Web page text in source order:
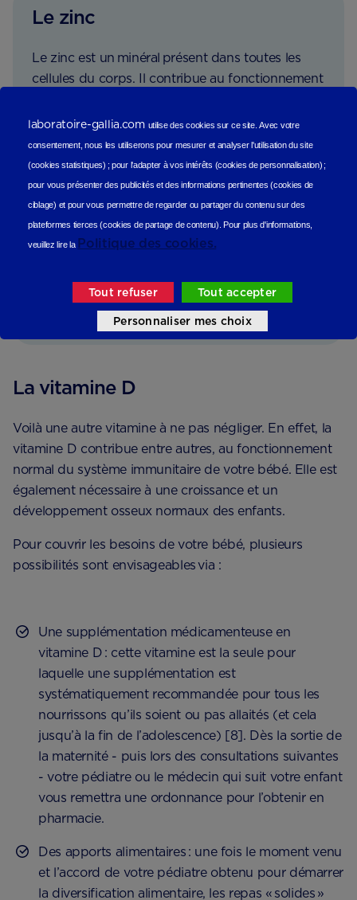
Le zinc
Le zinc est un minéral présent dans toutes les
cellules du corps. Il contribue au fonctionnement
Le zinc est présent dans des aliments tels que :
La viande,
Les produits laitiers (comme le lait et le
fromage)
Et les céréales et pains complets.
*Pour être source de zinc, il faut au moins
0,75mg pour 100g ou 100ml.
La vitamine D
Voilà une autre vitamine à ne pas négliger. En effet, la
vitamine D contribue entre autres, au fonctionnement
normal du système immunitaire de votre bébé. Elle est
également nécessaire à une croissance et un
développement osseux normaux des enfants.
Pour couvrir les besoins de votre bébé, plusieurs
possibilités sont envisageables via :
Une supplémentation médicamenteuse en
vitamine D : cette vitamine est la seule pour
laquelle une supplémentation est
systématiquement recommandée pour tous les
nourrissons qu’ils soient ou pas allaités (et cela
jusqu’à la fin de l’adolescence) [8]. Dès la sortie de
la maternité - puis lors des consultations suivantes
- votre pédiatre ou le médecin qui suit votre enfant
vous remettra une ordonnance pour l’obtenir en
pharmacie.
Des apports alimentaires : une fois le moment venu
et l’accord de votre pédiatre obtenu pour démarrer
la diversification alimentaire, les repas « solides »
laboratoire-gallia.com utilise des cookies sur ce site.Avec votre
consentement, nous les utiliseronspour mesurer et analyser l'utilisation du site
(cookies statistiques) ;pour l'adapter à vos intérêts (cookies de personnalisation) ;
pour vous présenter des publicités et des informations pertinentes (cookies de
ciblage) et pour vous permettre de regarder ou partager du contenu sur des
plateformes tierces (cookies de partage de contenu). Pour plus d'informations,
veuillez lire la Politique des cookies.
Tout refuser Tout accepter
Personnaliser mes choix